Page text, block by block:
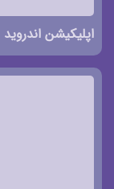
اپلیکیشن اندروید